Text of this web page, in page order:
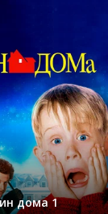
дома 1